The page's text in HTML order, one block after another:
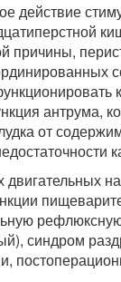
действие
причины,
антрума,
от
синдром